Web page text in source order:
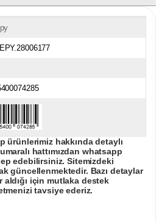
ürünlerimiz hakkında detaylı
hattımızdan whatsapp
edebilirsiniz. Sitemizdeki
güncellenmektedir. Bazı detaylar
için mutlaka destek
tavsiye ederiz.